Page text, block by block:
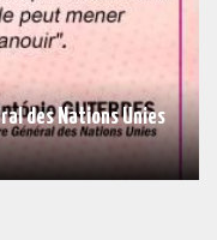
des Nations Unies